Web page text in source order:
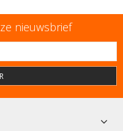
nieuwsbrief